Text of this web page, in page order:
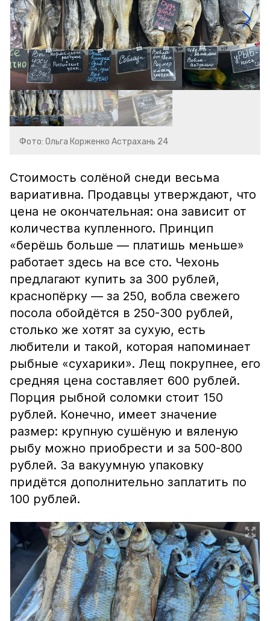
Фото: Ольга Корженко Астрахань 24
Стоимость солёной снеди весьма
вариативна. Продавцы утверждают, что
цена не окончательная: она зависит от
количества купленного. Принцип
«берёшь больше — платишь меньше»
работает здесь на все сто. Чехонь
предлагают купить за 300 рублей,
краснопёрку — за 250, вобла свежего
посола обойдётся в 250-300 рублей,
столько же хотят за сухую, есть
любители и такой, которая напоминает
рыбные «сухарики». Лещ покрупнее, его
средняя цена составляет 600 рублей.
Порция рыбной соломки стоит 150
рублей. Конечно, имеет значение
размер: крупную сушёную и вяленую
рыбу можно приобрести и за 500-800
рублей. За вакуумную упаковку
придётся дополнительно заплатить по
100 рублей.